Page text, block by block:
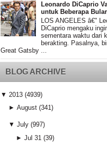
Leonardo DiCaprio
untuk Beberapa
LOS ANGELES â€"
DiCaprio mengaku
sementara waktu dari
berakting. Pasalnya,
Great Gatsby ...
BLOG ARCHIVE
▼ 2013 (4939)
► August (341)
▼ July (997)
►Jul 31 (39)